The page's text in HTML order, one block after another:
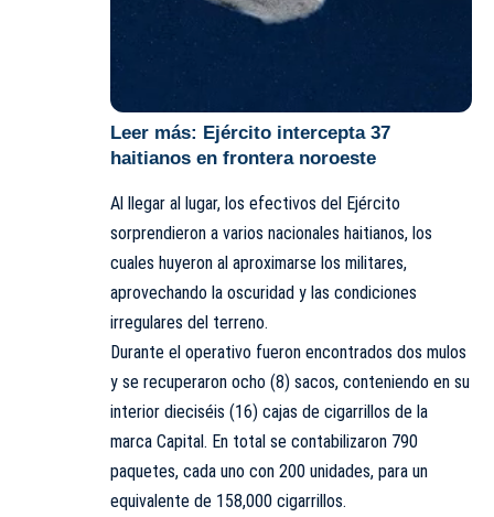
Leer más: Ejército intercepta 37
haitianos en frontera noroeste
Al llegar al lugar, los efectivos del Ejército
sorprendieron a varios nacionales haitianos, los
cuales huyeron al aproximarse los militares,
aprovechando la oscuridad y las condiciones
irregulares del terreno.
Durante el operativo fueron encontrados dos mulos
y se recuperaron ocho (8) sacos, conteniendo en su
interior dieciséis (16) cajas de cigarrillos de la
marca Capital. En total se contabilizaron 790
paquetes, cada uno con 200 unidades, para un
equivalente de 158,000 cigarrillos.